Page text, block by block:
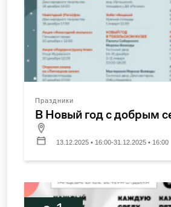
Праздники
В Новый год с добрым
13.12.2025 • 16:00-31.12.2025 • 16:00